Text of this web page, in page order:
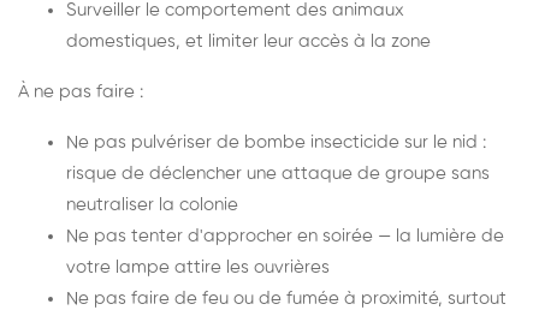
Surveiller le comportement des animaux
domestiques, et limiter leur accès à la zone
À ne pas faire :
Ne pas pulvériser de bombe insecticide sur le nid :
risque de déclencher une attaque de groupe sans
neutraliser la colonie
Ne pas tenter d'approcher en soirée — la lumière de
votre lampe attire les ouvrières
Ne pas faire de feu ou de fumée à proximité, surtout